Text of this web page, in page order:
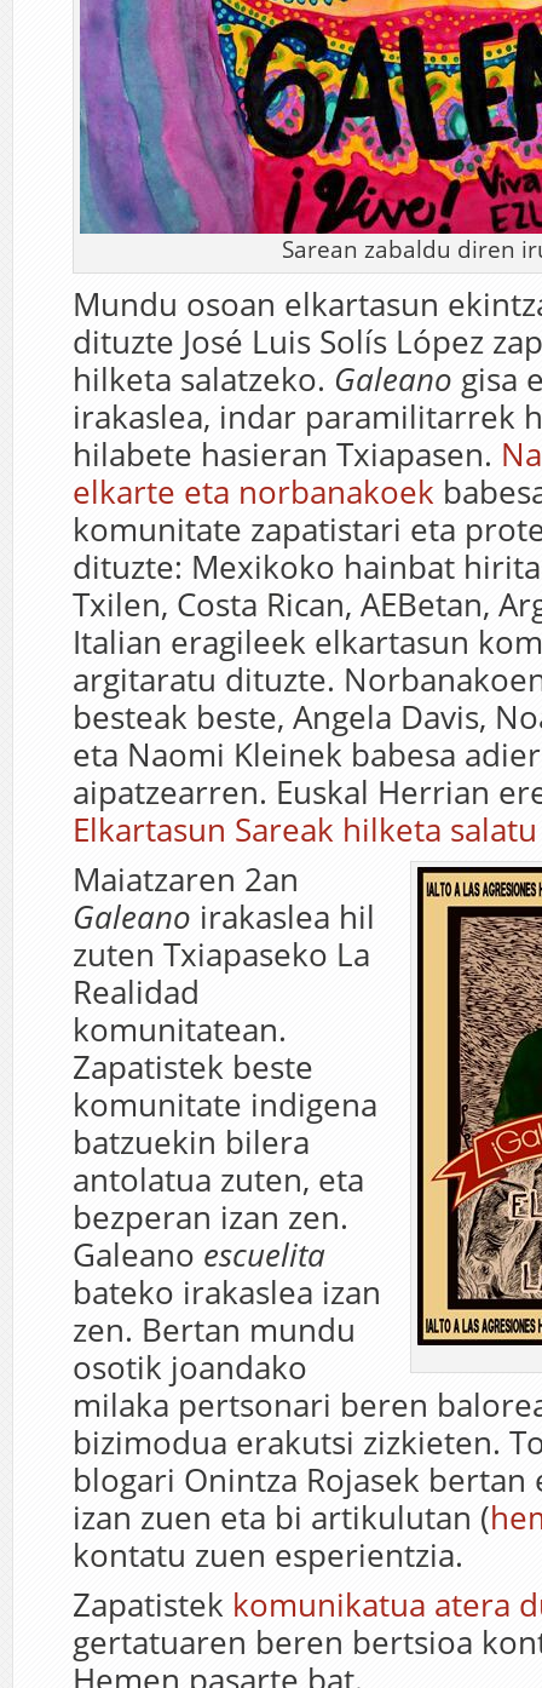
Sarean zabaldu diren
Mundu osoan elkartasun
dituzte José Luis Solís López
hilketa salatzeko. Galeano gisa
irakaslea, indar paramilitarrek
hilabete hasieran Txiapasen.
elkarte eta norbanakoek
komunitate zapatistari eta
dituzte: Mexikoko hainbat
Txilen, Costa Rican, AEBetan,
Italian eragileek elkartasun
argitaratu dituzte.
besteak beste, Angela Davis,
eta Naomi Kleinek babesa
aipatzearren. Euskal Herrian
Elkartasun Sareak hilketa
Maiatzaren 2an
Galeano irakaslea hil
zuten Txiapaseko La
Realidad
komunitatean.
Zapatistek beste
komunitate indigena
batzuekin bilera
antolatua zuten, eta
bezperan izan zen.
Galeano escuelita
bateko irakaslea izan
zen. Bertan mundu
osotik joandako
milaka pertsonari beren
bizimodua erakutsi zizkieten.
blogari Onintza Rojasek bertan
izan zuen eta bi artikulutan (
kontatu zuen esperientzia.
Zapatistek komunikatua atera
gertatuaren beren bertsioa